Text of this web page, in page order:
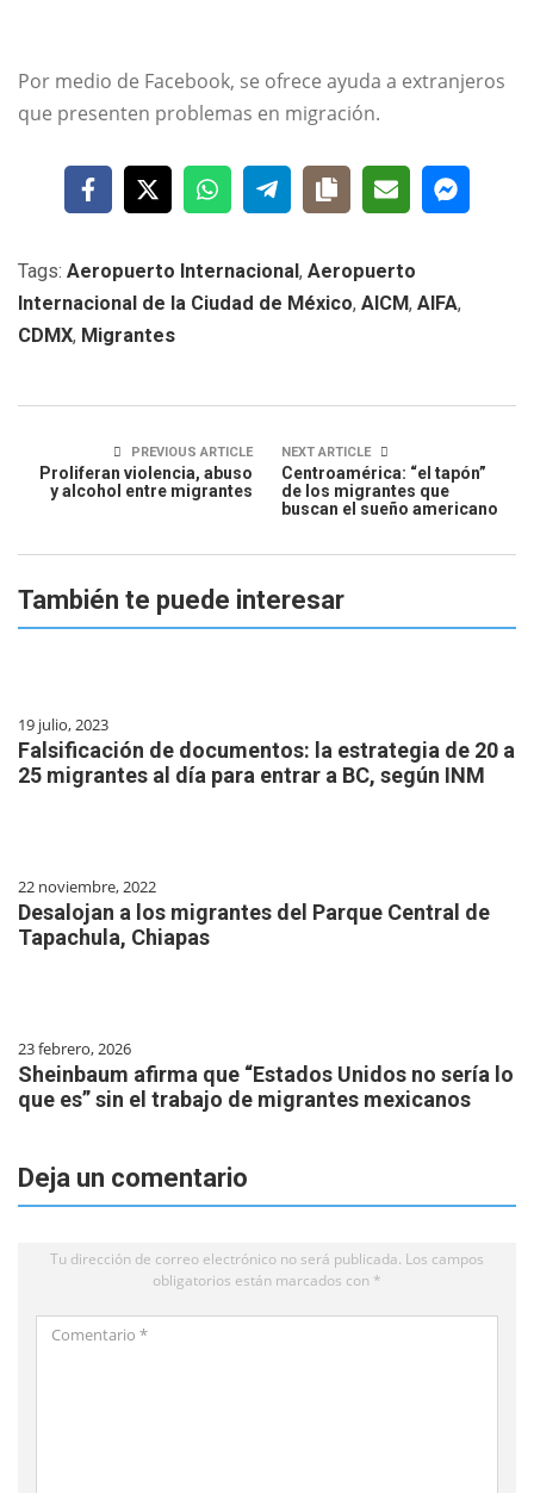
Por medio de Facebook, se ofrece ayuda a extranjeros
que presenten problemas en migración.
Tags: Aeropuerto Internacional , Aeropuerto
Internacional de la Ciudad de México, AICM, AIFA,
CDMX, Migrantes
PREVIOUS ARTICLE
Proliferan violencia, abuso
y alcohol entre migrantes
NEXT ARTICLE
Centroamérica: “el tapón”
de los migrantes que
buscan el sueño americano
También te puede interesar
19 julio, 2023
Falsificación de documentos: la estrategia de 20 a
25 migrantes al día para entrar a BC, según INM
22 noviembre, 2022
Desalojan a los migrantes del Parque Central de
Tapachula, Chiapas
23 febrero, 2026
Sheinbaum afirma que “Estados Unidos no sería lo
que es” sin el trabajo de migrantes mexicanos
Deja un comentario
Tu dirección de correo electrónico no será publicada. Los campos
obligatorios están marcados con *
Comentario